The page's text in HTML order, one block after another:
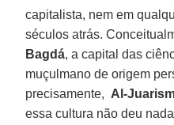
capitalista, nem em
séculos atrás.
Bagdá, a capital das
muçulmano de origem
precisamente, Al-
essa cultura não deu